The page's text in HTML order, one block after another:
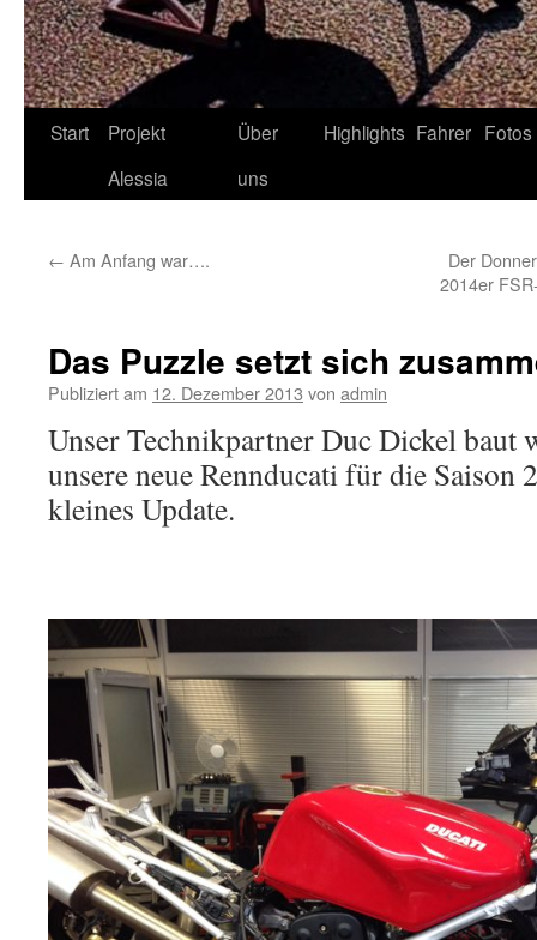
Zum
Start
Projekt
Alessia
Über
uns
Highlights Fahrer Fotos
← Am Anfang war….
Der
2014er
Das Puzzle setzt sich
Publiziert am 12. Dezember 2013 von admin
Unser Technikpartner Duc Dickel baut
unsere neue Rennducati für die Saison
kleines Update.